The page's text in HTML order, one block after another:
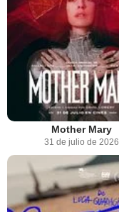
Mother Mary
31 de julio de 2026